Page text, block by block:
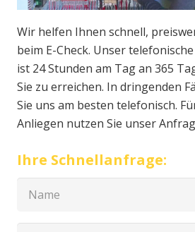
Wir helfen Ihnen schnell,
beim E-Check. Unser
ist 24 Stunden am Tag an 365 Tagen im Jahr zu für
Sie zu erreichen. In dringenden Fällen kontaktieren
Sie uns am besten telefonisch.
Anliegen nutzen Sie unser
Ihre Schnellanfrage: